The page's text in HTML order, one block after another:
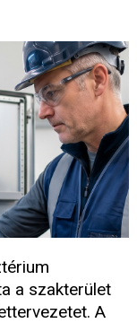
a szakterület
A